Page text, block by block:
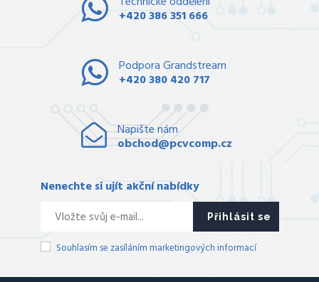
+420 386 351 666
Podpora Grandstream
+420 380 420 717
Napište nám
obchod@pcvcomp.cz
Nenechte si ujít akční nabídky
Přihlásit se
Souhlasím se zasíláním marketingových informací